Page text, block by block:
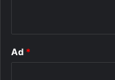
Ad *